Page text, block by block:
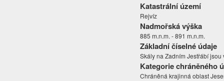
Katastrální území
Rejvíz
Nadmořská výška
885 m.n.m. - 891 m.n.m.
Základní číselné údaje
Skály na Zadním Jestřábí jsou
Kategorie chráněného
Chráněná krajinná oblast